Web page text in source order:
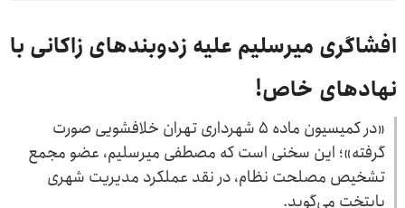
افشاگری میرسلیم علیه زدوبندهای زاکانی با
نهادهای خاص!
«در کمیسیون ماده ۵ شهرداری تهران خلافشویی صورت
گرفته»؛ این سخنی است که مصطفی میرسلیم، عضو مجمع
تشخیص مصلحت نظام، در نقد عملکرد مدیریت شهری
پایتخت می‌گوید.